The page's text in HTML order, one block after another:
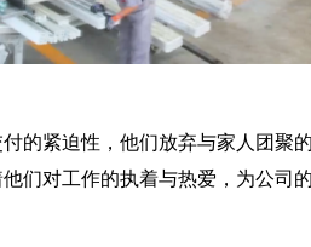
的紧迫性，他们放弃与家人团
们对工作的执着与热爱，为公司